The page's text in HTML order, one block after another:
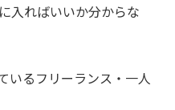
入ればいいか分からな
いるフリーランス・一人